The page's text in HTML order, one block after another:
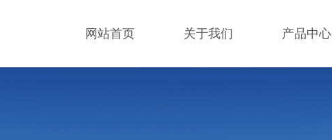
网站首页 关于我们 产品中心